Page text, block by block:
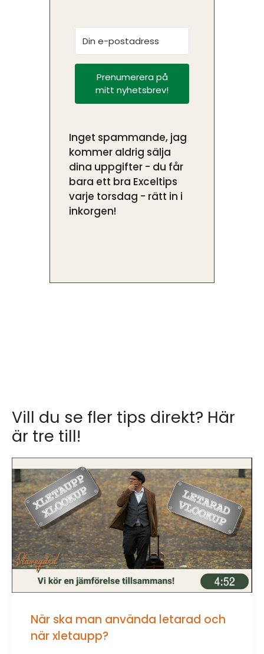
Prenumerera på
mitt nyhetsbrev!
Inget spammande, jag
kommer aldrig sälja
dina uppgifter - du får
bara ett bra Exceltips
varje torsdag - rätt in i
inkorgen!
Vill du se fler tips direkt? Här
är tre till!
När ska man använda letarad och
när xletaupp?